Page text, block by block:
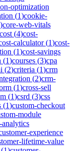
optimization
(1)cookie-
)core-web-vitals
cost (4)cost-
calculator(1)cost-
(1)cost-savings
(1)courses (3)cpa
(2)criteria (1)crm
(2)crm-
(1)cross-sell
(1)csrd (3)css
(1)custom-checkout
module
analytics
experience
lifetime-value